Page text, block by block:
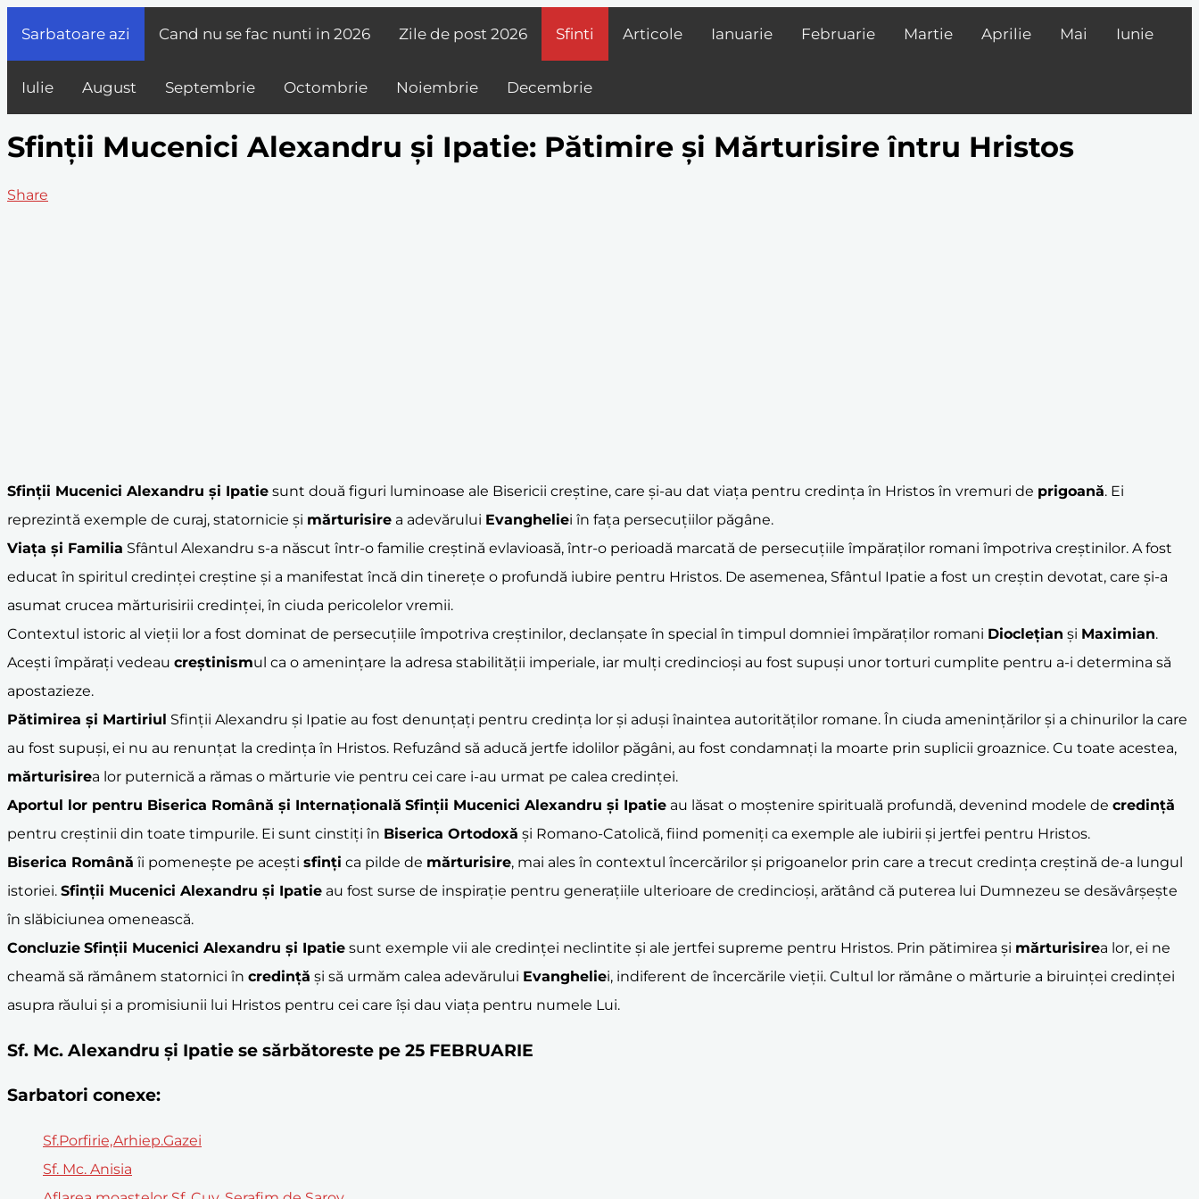
Sarbatoare azi Cand nu se fac nunti in 2026 Zile de post 2026 Sfinti Articole Ianuarie Februarie Martie Aprilie Mai Iunie
Iulie August Septembrie Octombrie Noiembrie Decembrie
Sfinții Mucenici Alexandru și Ipatie: Pătimire și Mărturisire întru Hristos
Share
Sfinții Mucenici Alexandru și Ipatie sunt două figuri luminoase ale Bisericii creștine, care și-au dat viața pentru credința în Hristos în vremuri de prigoană. Ei
reprezintă exemple de curaj, statornicie și mărturisire a adevărului Evangheliei în fața persecuțiilor păgâne.
Viața și Familia Sfântul Alexandru s-a născut într-o familie creștină evlavioasă, într-o perioadă marcată de persecuțiile împăraților romani împotriva creștinilor. A fost
educat în spiritul credinței creștine și a manifestat încă din tinerețe o profundă iubire pentru Hristos. De asemenea, Sfântul Ipatie a fost un creștin devotat, care și-a
asumat crucea mărturisirii credinței, în ciuda pericolelor vremii.
Contextul istoric al vieții lor a fost dominat de persecuțiile împotriva creștinilor, declanșate în special în timpul domniei împăraților romani Dioclețian și Maximian.
Acești împărați vedeau creștinismul ca o amenințare la adresa stabilității imperiale, iar mulți credincioși au fost supuși unor torturi cumplite pentru a-i determina să
apostazieze.
Pătimirea și Martiriul Sfinții Alexandru și Ipatie au fost denunțați pentru credința lor și aduși înaintea autorităților romane. În ciuda amenințărilor și a chinurilor la care
au fost supuși, ei nu au renunțat la credința în Hristos. Refuzând să aducă jertfe idolilor păgâni, au fost condamnați la moarte prin suplicii groaznice. Cu toate acestea,
mărturisirea lor puternică a rămas o mărturie vie pentru cei care i-au urmat pe calea credinței.
Aportul lor pentru Biserica Română și Internațională Sfinții Mucenici Alexandru și Ipatie au lăsat o moștenire spirituală profundă, devenind modele de credință
pentru creștinii din toate timpurile. Ei sunt cinstiți în Biserica Ortodoxă și Romano-Catolică, fiind pomeniți ca exemple ale iubirii și jertfei pentru Hristos.
Biserica Română îi pomenește pe acești sfinți ca pilde de mărturisire, mai ales în contextul încercărilor și prigoanelor prin care a trecut credința creștină de-a lungul
istoriei. Sfinții Mucenici Alexandru și Ipatie au fost surse de inspirație pentru generațiile ulterioare de credincioși, arătând că puterea lui Dumnezeu se desăvârșește
în slăbiciunea omenească.
Concluzie Sfinții Mucenici Alexandru și Ipatie sunt exemple vii ale credinței neclintite și ale jertfei supreme pentru Hristos. Prin pătimirea și mărturisirea lor, ei ne
cheamă să rămânem statornici în credință și să urmăm calea adevărului Evangheliei, indiferent de încercările vieții. Cultul lor rămâne o mărturie a biruinței credinței
asupra răului și a promisiunii lui Hristos pentru cei care își dau viața pentru numele Lui.
Sf. Mc. Alexandru şi Ipatie se sărbătoreste pe 25 FEBRUARIE
Sarbatori conexe:
Sf.Porfirie,Arhiep.Gazei
Sf. Mc. Anisia